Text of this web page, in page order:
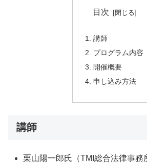
目次
講師
プログラム内容
開催概要
申し込み方法
講師
栗山陽一郎氏（TMI総合法律事務